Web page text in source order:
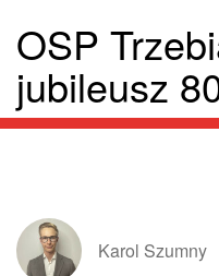
OSP
jubileusz
Karol Szumny